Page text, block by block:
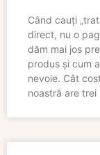
Când cauți
direct, nu o
dăm mai jos
produs și cum
nevoie. Cât
noastră are trei